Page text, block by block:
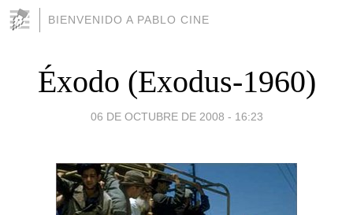
BIENVENIDO A PABLO CINE
Éxodo (Exodus-1960)
06 DE OCTUBRE DE 2008 - 16:23